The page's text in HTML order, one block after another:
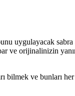
uygulayacak
ve orijinalinizin
bilmek ve bunları